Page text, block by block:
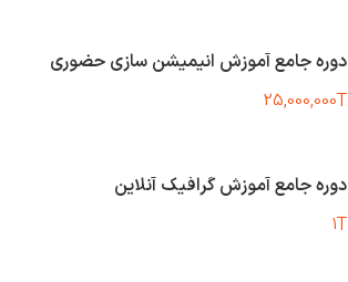
دوره جامع آموزش انیمیشن سازی حضوری
25,000,000T
دوره جامع آموزش گرافیک آنلاین
1T